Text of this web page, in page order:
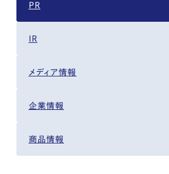
PR
IR
メディア情報
企業情報
商品情報